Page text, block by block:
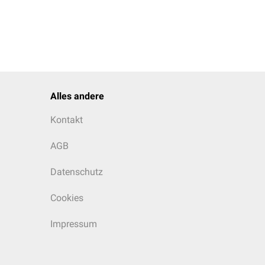
Alles andere
Kontakt
AGB
Datenschutz
Cookies
Impressum